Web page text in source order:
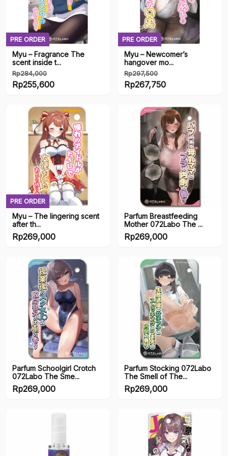
Female
Male
Brands
Artists
Series
PRE ORDER
Myu – Fragrance The
scent inside t...
Rp284,000
Harga
adalah:
Rp284,000.
Rp255,600
adalah:
Rp255,600.
PRE ORDER
Myu – Newcomer’s
hangover mo...
Rp297,500
Harga
adalah:
Rp297,500.
Rp267,750
adalah:
Rp267,750.
PRE ORDER
Myu – The lingering scent
after th...
Rp269,000
Parfum Breastfeeding
Mother 072Labo The ...
Rp269,000
Parfum Schoolgirl Crotch
072Labo The Sme...
Rp269,000
Parfum Stocking 072Labo
The Smell of The...
Rp269,000